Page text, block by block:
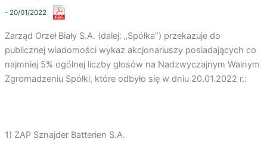
- 20/01/2022
Zarząd Orzeł Biały S.A. (dalej: „Spółka”) przekazuje do
publicznej wiadomości wykaz akcjonariuszy posiadających co
najmniej 5% ogólnej liczby głosów na Nadzwyczajnym Walnym
Zgromadzeniu Spółki, które odbyło się w dniu 20.01.2022 r.:
1) ZAP Sznajder Batterien S.A.